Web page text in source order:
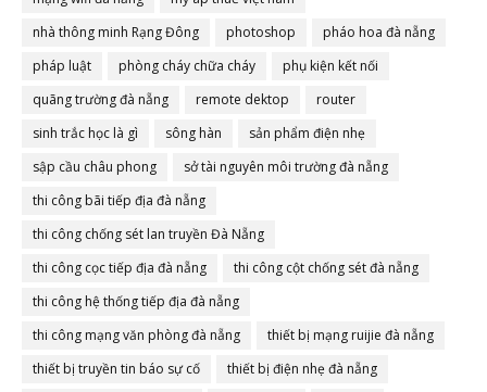
nhà thông minh Rạng Đông
photoshop
pháo hoa đà nẵng
pháp luật
phòng cháy chữa cháy
phụ kiện kết nối
quãng trường đà nẵng
remote dektop
router
sinh trắc học là gì
sông hàn
sản phẩm điện nhẹ
sập cầu châu phong
sở tài nguyên môi trường đà nẵng
thi công bãi tiếp địa đà nẵng
thi công chống sét lan truyền Đà Nẵng
thi công cọc tiếp địa đà nẵng
thi công cột chống sét đà nẵng
thi công hệ thống tiếp địa đà nẵng
thi công mạng văn phòng đà nẵng
thiết bị mạng ruijie đà nẵng
thiết bị truyền tin báo sự cố
thiết bị điện nhẹ đà nẵng